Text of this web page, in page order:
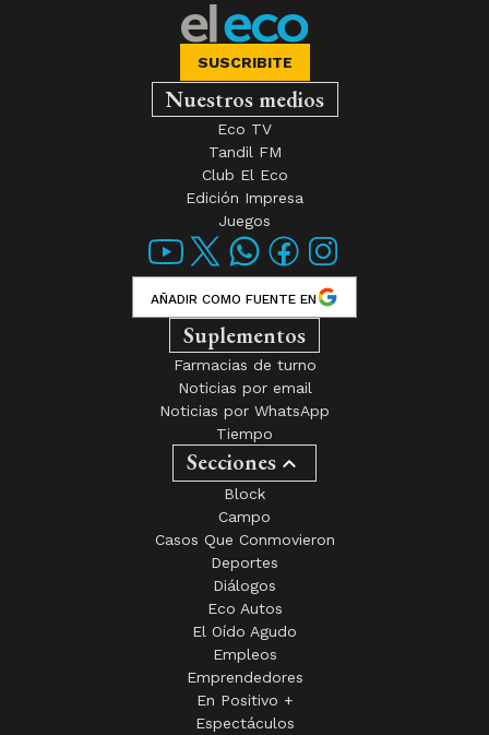
SUSCRIBITE
Nuestros medios
Eco TV
Tandil FM
Club El Eco
Edición Impresa
Juegos
AÑADIR COMO FUENTE EN
Suplementos
Farmacias de turno
Noticias por email
Noticias por WhatsApp
Tiempo
Secciones
Block
Campo
Casos Que Conmovieron
Deportes
Diálogos
Eco Autos
El Oído Agudo
Empleos
Emprendedores
En Positivo +
Espectáculos